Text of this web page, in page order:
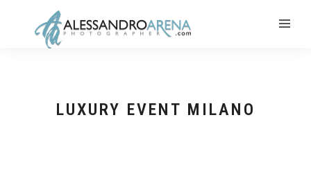
LUXURY EVENT MILANO